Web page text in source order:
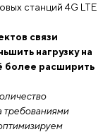
связи формата
станций 4G LTE
связи
нагрузку на
более расширить
требованиями